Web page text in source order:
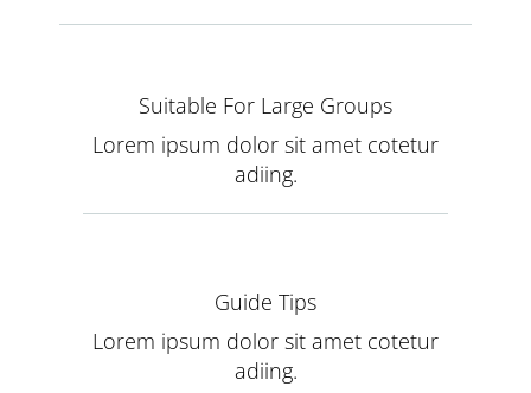
Suitable For Large Groups
Lorem ipsum dolor sit amet cotetur
adiing.
Guide Tips
Lorem ipsum dolor sit amet cotetur
adiing.